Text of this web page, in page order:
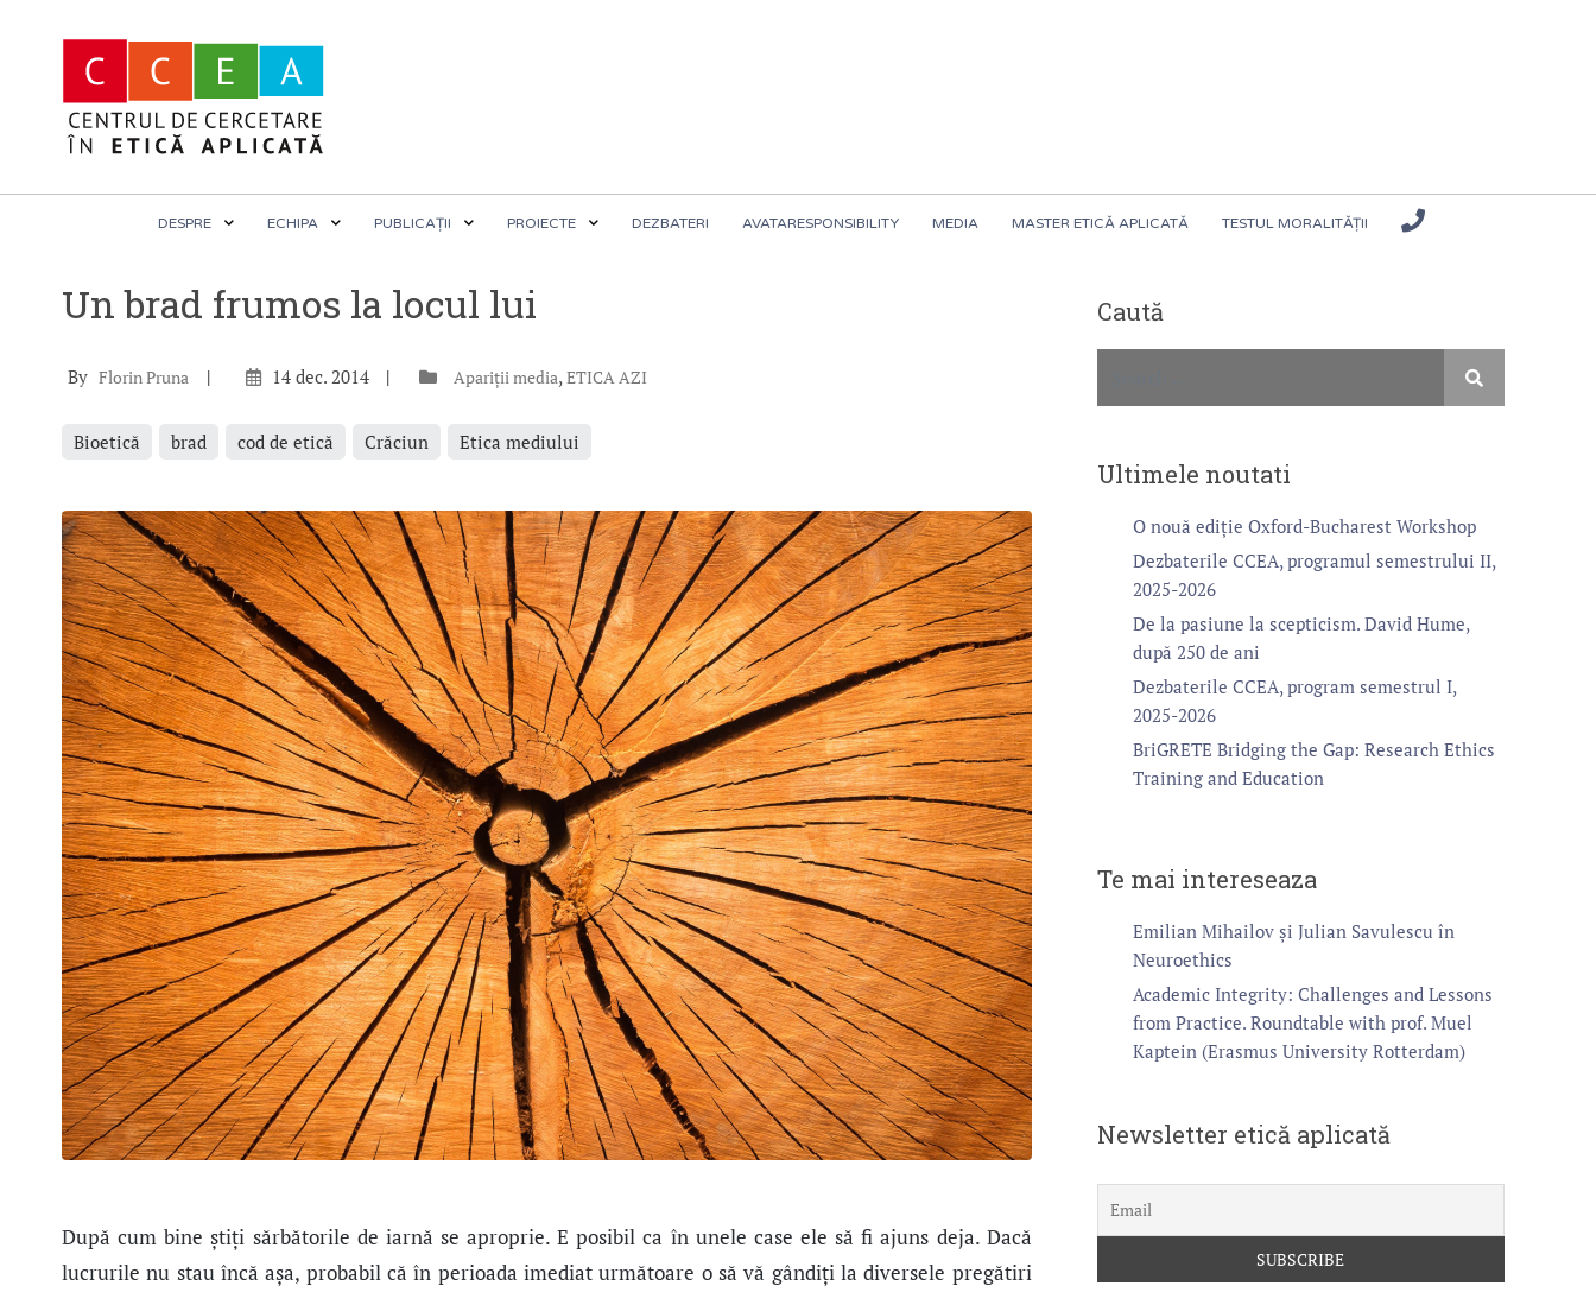
DESPRE ECHIPA PUBLICAȚII PROIECTE DEZBATERI AVATARESPONSIBILITY MEDIA MASTER ETICĂ APLICATĂ TESTUL MORALITĂȚII
Un brad frumos la locul lui
By Florin Pruna 14 dec. 2014 Apariții media,ETICA AZI
Bioetică brad cod de etică Crăciun Etica mediului
După cum bine ştiţi sărbătorile de iarnă se aproprie. E posibil ca în unele case ele să fi ajuns deja. Dacă
lucrurile nu stau încă aşa, probabil că în perioada imediat următoare o să vă gândiţi la diversele pregătiri
Caută
Ultimele noutati
O nouă ediție Oxford-Bucharest Workshop
Dezbaterile CCEA, programul semestrului II,
2025-2026
De la pasiune la scepticism. David Hume,
după 250 de ani
Dezbaterile CCEA, program semestrul I,
2025-2026
BriGRETE Bridging the Gap: Research Ethics
Training and Education
Te mai intereseaza
Emilian Mihailov și Julian Savulescu în
Neuroethics
Academic Integrity: Challenges and Lessons
from Practice. Roundtable with prof. Muel
Kaptein (Erasmus University Rotterdam)
Newsletter etică aplicată